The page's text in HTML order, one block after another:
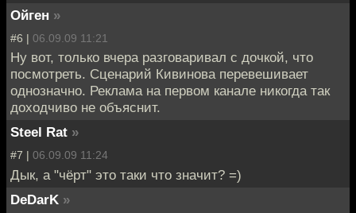
Ойген »
#6 | 06.09.09 11:21
Ну вот, только вчера разговаривал с дочкой, что
посмотреть. Сценарий Кивинова перевешивает
однозначно. Реклама на первом канале никогда так
доходчиво не объяснит.
Steel Rat »
#7 | 06.09.09 11:24
Дык, а "чёрт" это таки что значит? =)
DeDarK »